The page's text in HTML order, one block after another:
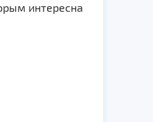
интересна